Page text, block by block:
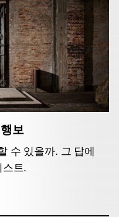
보
수 있을까. 그 답에
트.